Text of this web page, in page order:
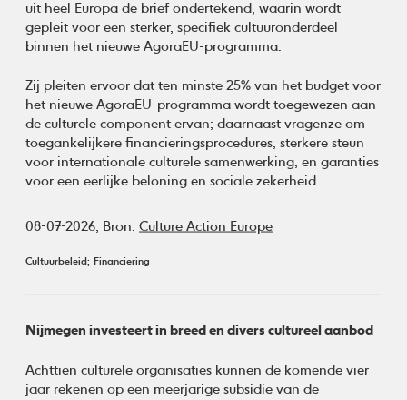
uit heel Europa de brief ondertekend, waarin wordt
gepleit voor een sterker, specifiek cultuuronderdeel
binnen het nieuwe AgoraEU-programma.
Zij pleiten ervoor dat ten minste 25% van het budget voor
het nieuwe AgoraEU-programma wordt toegewezen aan
de culturele component ervan; daarnaast vragenze om
toegankelijkere financieringsprocedures, sterkere steun
voor internationale culturele samenwerking, en garanties
voor een eerlijke beloning en sociale zekerheid.
08-07-2026, Bron: Culture Action Europe
Cultuurbeleid Financiering
Nijmegen investeert in breed en divers cultureel aanbod
Achttien culturele organisaties kunnen de komende vier
jaar rekenen op een meerjarige subsidie van de